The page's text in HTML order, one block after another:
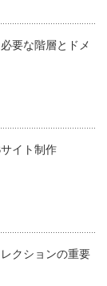
要な階層とドメ
イト制作
クションの重要